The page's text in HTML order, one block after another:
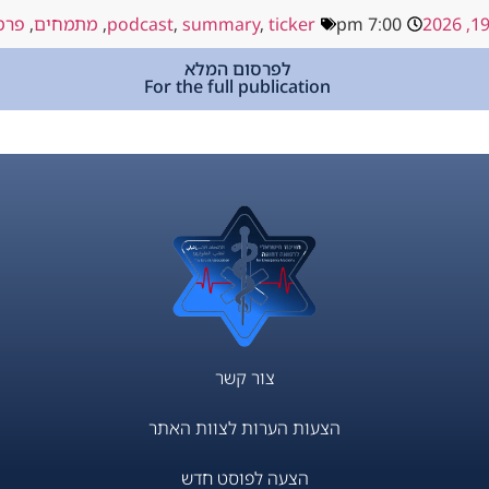
7:00 pm
podcast, summary, ticker
, מתמחים,
לפרסום המלא
For the full publication
צור קשר
הצעות הערות לצוות האתר
הצעה לפוסט חדש